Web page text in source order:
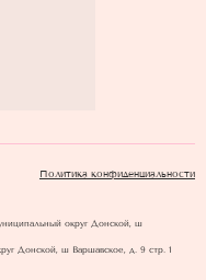
Политика конфиденциальности
округ Донской, ш
Донской, ш Варшавское, д. 9 стр. 1